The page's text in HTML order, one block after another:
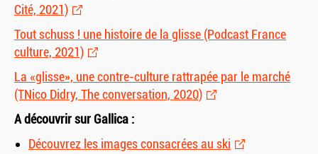
Cité, 2021)
Tout schuss ! une histoire de la glisse (Podcast France
culture, 2021)
La «glisse», une contre-culture rattrapée par le marché
(TNico Didry, The conversation, 2020)
A découvrir sur Gallica :
Découvrez les images consacrées au ski